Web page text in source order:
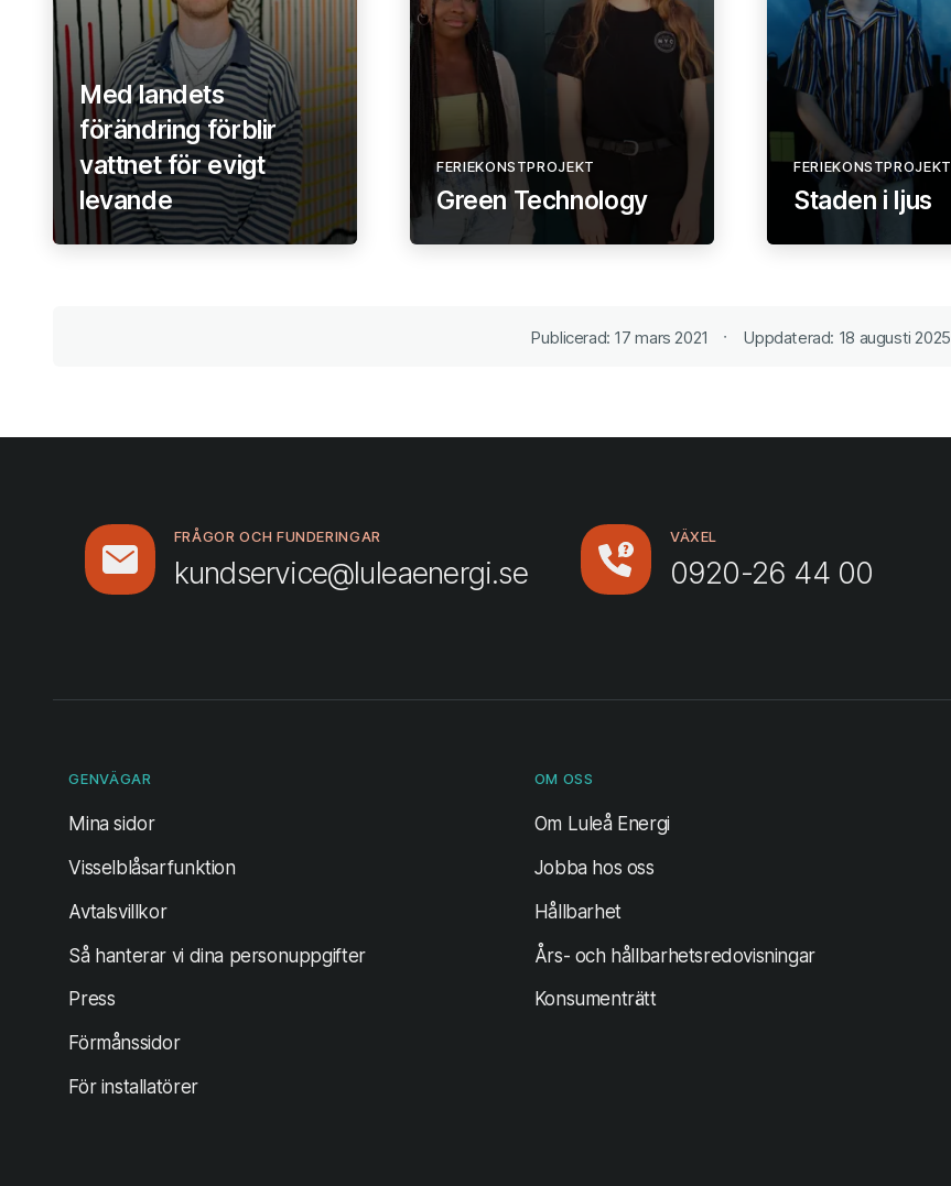
Med landets
förändring förblir
vattnet för evigt
levande
Green Technology
FERIEKONSTPROJEKT
Staden i ljus
FERIEKONSTPROJEKT
Publicerad: 17 mars 2021 Uppdaterad: 18 augusti 2025
FRÅGOR OCH FUNDERINGAR
kundservice@luleaenergi.se
VÄXEL
0920-26 44 00
GENVÄGAR
Mina sidor(öppnas i ny flik)
Visselblåsarfunktion
Avtalsvillkor
Så hanterar vi dina personuppgifter
Press
Förmånssidor
För installatörer
OM OSS
Om Luleå Energi
Jobba hos oss
Hållbarhet
Års- och hållbarhetsredovisningar
Konsumenträtt